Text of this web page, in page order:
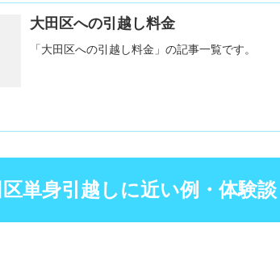
大田区への引越し料金
「大田区への引越し料金」の記事一覧です。
単身引越しに近い例・体験談